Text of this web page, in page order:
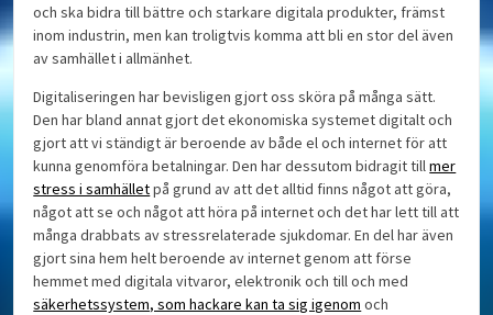
och ska bidra till bättre och starkare digitala produkter, främst
inom industrin, men kan troligtvis komma att bli en stor del även
av samhället i allmänhet.
Digitaliseringen har bevisligen gjort oss sköra på många sätt.
Den har bland annat gjort det ekonomiska systemet digitalt och
gjort att vi ständigt är beroende av både el och internet för att
kunna genomföra betalningar. Den har dessutom bidragit tillmer
stress i samhälletpå grund av att det alltid finns något att göra,
något att se och något att höra på internet och det har lett till att
många drabbats av stressrelaterade sjukdomar. En del har även
gjort sina hem helt beroende av internet genom att förse
hemmet med digitala vitvaror, elektronik och till och med
säkerhetssystem, som hackare kan ta sig igenom och